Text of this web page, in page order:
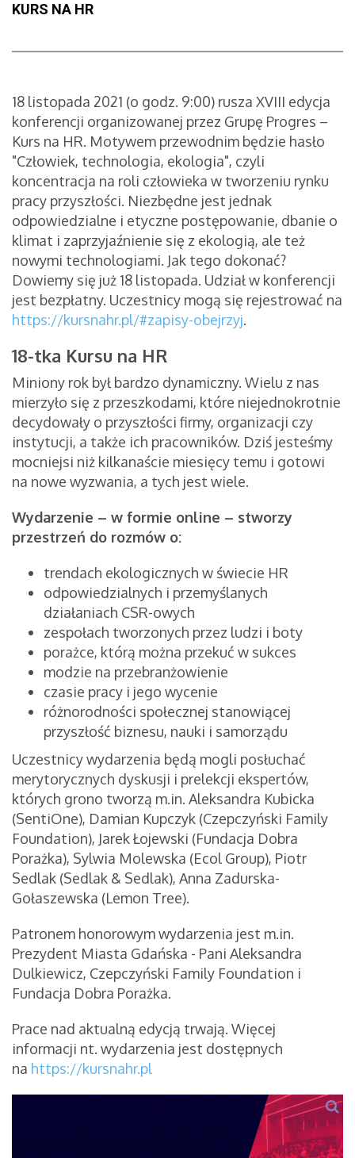
KURS NA HR
18 listopada 2021 (o godz. 9:00) rusza XVIII edycja
konferencji organizowanej przez Grupę Progres –
Kurs na HR. Motywem przewodnim będzie hasło
"Człowiek, technologia, ekologia", czyli
koncentracja na roli człowieka w tworzeniu rynku
pracy przyszłości. Niezbędne jest jednak
odpowiedzialne i etyczne postępowanie, dbanie o
klimat i zaprzyjaźnienie się z ekologią, ale też
nowymi technologiami. Jak tego dokonać?
Dowiemy się już 18 listopada. Udział w konferencji
jest bezpłatny. Uczestnicy mogą się rejestrować na
https://kursnahr.pl/#zapisy-obejrzyj.
18-tka Kursu na HR
Miniony rok był bardzo dynamiczny. Wielu z nas
mierzyło się z przeszkodami, które niejednokrotnie
decydowały o przyszłości firmy, organizacji czy
instytucji, a także ich pracowników. Dziś jesteśmy
mocniejsi niż kilkanaście miesięcy temu i gotowi
na nowe wyzwania, a tych jest wiele.
Wydarzenie – w formie online – stworzy
przestrzeń do rozmów o:
trendach ekologicznych w świecie HR
odpowiedzialnych i przemyślanych
działaniach CSR-owych
zespołach tworzonych przez ludzi i boty
porażce, którą można przekuć w sukces
modzie na przebranżowienie
czasie pracy i jego wycenie
różnorodności społecznej stanowiącej
przyszłość biznesu, nauki i samorządu
Uczestnicy wydarzenia będą mogli posłuchać
merytorycznych dyskusji i prelekcji ekspertów,
których grono tworzą m.in. Aleksandra Kubicka
(SentiOne), Damian Kupczyk (Czepczyński Family
Foundation), Jarek Łojewski (Fundacja Dobra
Porażka), Sylwia Molewska (Ecol Group), Piotr
Sedlak (Sedlak & Sedlak), Anna Zadurska-
Gołaszewska (Lemon Tree).
Patronem honorowym wydarzenia jest m.in.
Prezydent Miasta Gdańska - Pani Aleksandra
Dulkiewicz, Czepczyński Family Foundation i
Fundacja Dobra Porażka.
Prace nad aktualną edycją trwają. Więcej
informacji nt. wydarzenia jest dostępnych
na https://kursnahr.pl